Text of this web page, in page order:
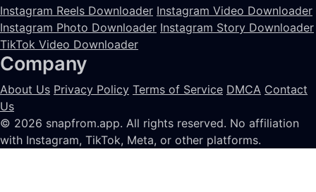
Instagram Reels Downloader Instagram Video Downloader
Instagram Photo Downloader Instagram Story Downloader
TikTok Video Downloader
Company
About Us Privacy Policy Terms of Service DMCA Contact
Us
© 2026 snapfrom.app. All rights reserved. No affiliation
with Instagram, TikTok, Meta, or other platforms.